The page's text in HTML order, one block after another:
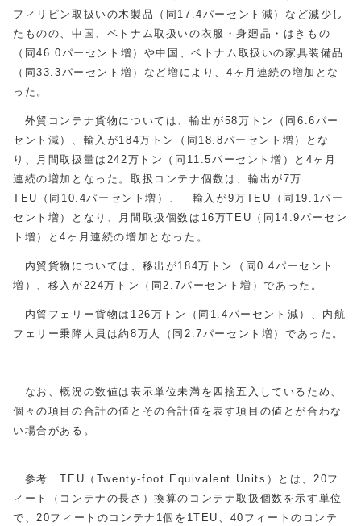
フィリピン取扱いの木製品（同17.4パーセント減）など減少し
たものの、中国、ベトナム取扱いの衣服・身廻品・はきもの
（同46.0パーセント増）や中国、ベトナム取扱いの家具装備品
（同33.3パーセント増）など増により、4ヶ月連続の増加とな
った。
外貿コンテナ貨物については、輸出が58万トン（同6.6パー
セント減）、輸入が184万トン（同18.8パーセント増）とな
り、月間取扱量は242万トン（同11.5パーセント増）と4ヶ月
連続の増加となった。取扱コンテナ個数は、輸出が7万
TEU（同10.4パーセント増）、 輸入が9万TEU（同19.1パー
セント増）となり、月間取扱個数は16万TEU（同14.9パーセン
ト増）と4ヶ月連続の増加となった。
内貿貨物については、移出が184万トン（同0.4パーセント
増）、移入が224万トン（同2.7パーセント増）であった。
内貿フェリー貨物は126万トン（同1.4パーセント減）、内航
フェリー乗降人員は約8万人（同2.7パーセント増）であった。
なお、概況の数値は表示単位未満を四捨五入しているため、
個々の項目の合計の値とその合計値を表す項目の値とが合わな
い場合がある。
参考 TEU（ Twenty-foot Equivalent Units ）とは、20フ
ィート（コンテナの長さ）換算のコンテナ取扱個数を示す単位
で、20フィートのコンテナ1個を1TEU、40フィートのコンテ